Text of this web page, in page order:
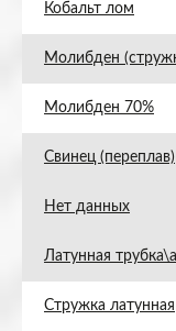
Кобальт лом
Молибден
Молибден 70%
Свинец (переплав)
Нет данных
Латунная
Стружка латунная